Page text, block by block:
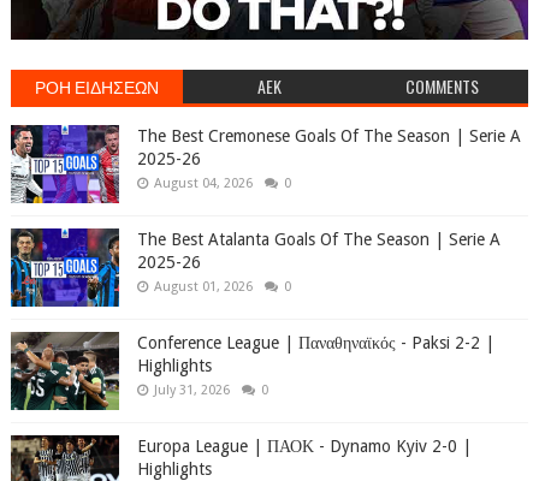
ΡΟΗ ΕΙΔΗΣΕΩΝ AEK COMMENTS
The Best Cremonese Goals Of The Season | Serie A
2025-26
August 04, 2026 0
The Best Atalanta Goals Of The Season | Serie A
2025-26
August 01, 2026 0
Conference League | Παναθηναϊκός - Paksi 2-2 |
Highlights
July 31, 2026 0
Europa League | ΠΑΟΚ - Dynamo Kyiv 2-0 |
Highlights